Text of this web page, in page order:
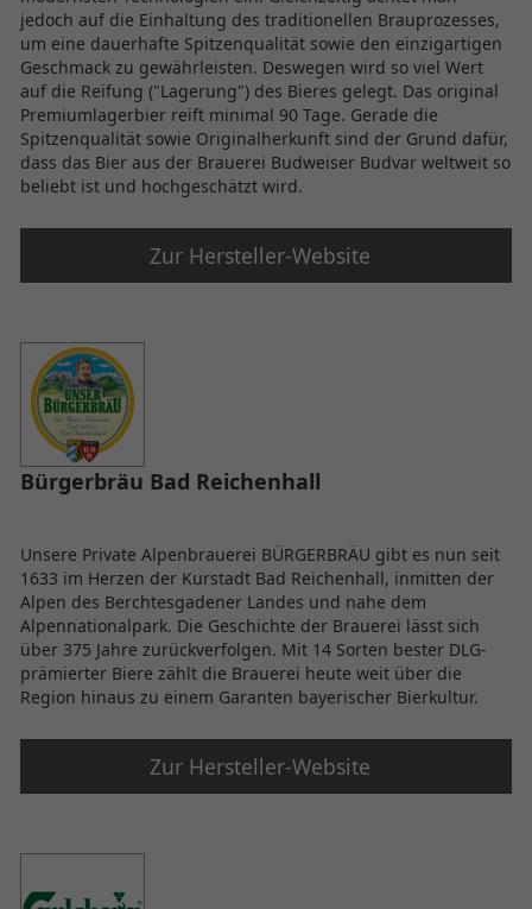
jedoch auf die Einhaltung des traditionellen Brauprozesses,
um eine dauerhafte Spitzenqualität sowie den einzigartigen
Geschmack zu gewährleisten. Deswegen wird so viel Wert
auf die Reifung ("Lagerung") des Bieres gelegt. Das original
Premiumlagerbier reift minimal 90 Tage. Gerade die
Spitzenqualität sowie Originalherkunft sind der Grund dafür,
dass das Bier aus der Brauerei Budweiser Budvar weltweit so
beliebt ist und hochgeschätzt wird.
Zur Hersteller-Website
Bürgerbräu Bad Reichenhall
Unsere Private Alpenbrauerei BÜRGERBRÄU gibt es nun seit
1633 im Herzen der Kurstadt Bad Reichenhall, inmitten der
Alpen des Berchtesgadener Landes und nahe dem
Alpennationalpark. Die Geschichte der Brauerei lässt sich
über 375 Jahre zurückverfolgen. Mit 14 Sorten bester DLG-
prämierter Biere zählt die Brauerei heute weit über die
Region hinaus zu einem Garanten bayerischer Bierkultur.
Zur Hersteller-Website